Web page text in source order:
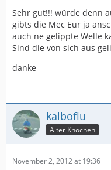
Sehr gut!!! würde denn
gibts die Mec Eur ja
auch ne gelippte Welle
Sind die von sich aus
danke
kalboflu
Alter Knochen
November 2, 2012 at 19:36